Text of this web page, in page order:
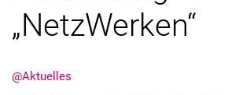
„NetzWerken“
@Aktuelles